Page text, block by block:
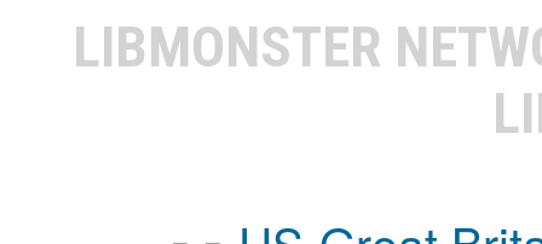
LIBMONSTER